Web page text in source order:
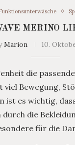
MERINO
Marion 10.
die
Bewegung,
ist es wichtig,
die
für die